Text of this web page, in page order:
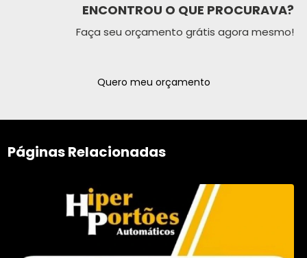
ENCONTROU O QUE PROCURAVA?
Faça seu orçamento grátis agora mesmo!
Quero meu orçamento
Páginas Relacionadas